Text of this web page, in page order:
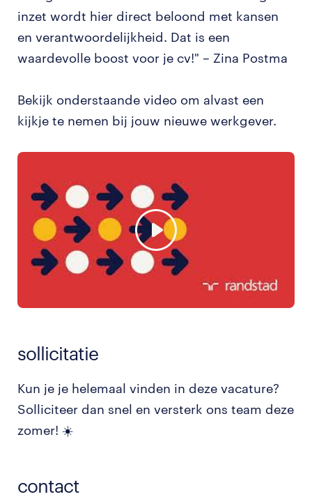
inzet wordt hier direct beloond met kansen
en verantwoordelijkheid. Dat is een
waardevolle boost voor je cv!" – Zina Postma
Bekijk onderstaande video om alvast een
kijkje te nemen bij jouw nieuwe werkgever.
sollicitatie
Kun je je helemaal vinden in deze vacature?
Solliciteer dan snel en versterk ons team deze
zomer! ☀️
contact